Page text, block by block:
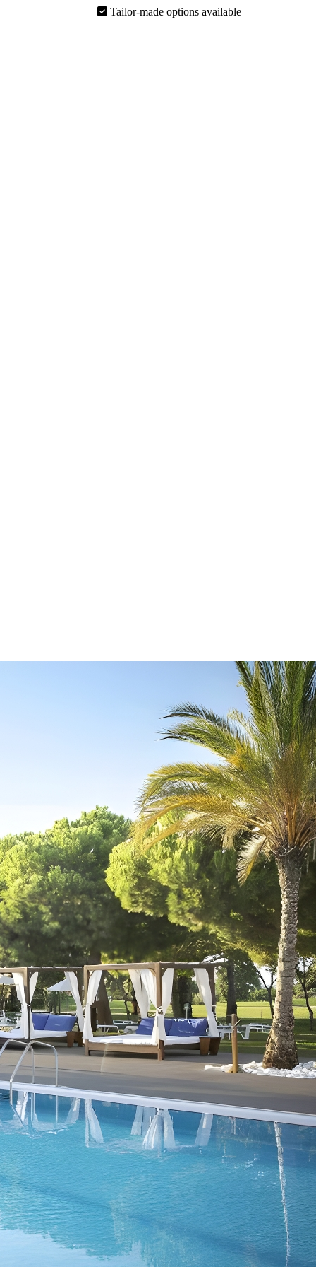
Tailor-made options available